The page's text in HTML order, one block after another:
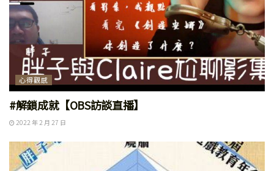
心得觀感
#解鎖成就【OBS訪談直播】
2022 年 2 月 27 日